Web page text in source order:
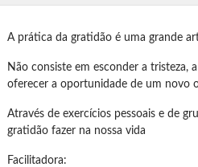
A prática da gratidão é uma grande
Não consiste em esconder a tristeza,
oferecer a oportunidade de um novo
Através de exercícios pessoais e de
gratidão fazer na nossa vida
Facilitadora: